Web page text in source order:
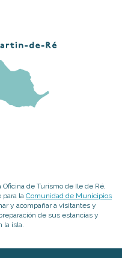
de Turismo de Ile de Ré,
para la Comunidad de Municipios
y acompañar a visitantes y
de sus estancias y
la isla.